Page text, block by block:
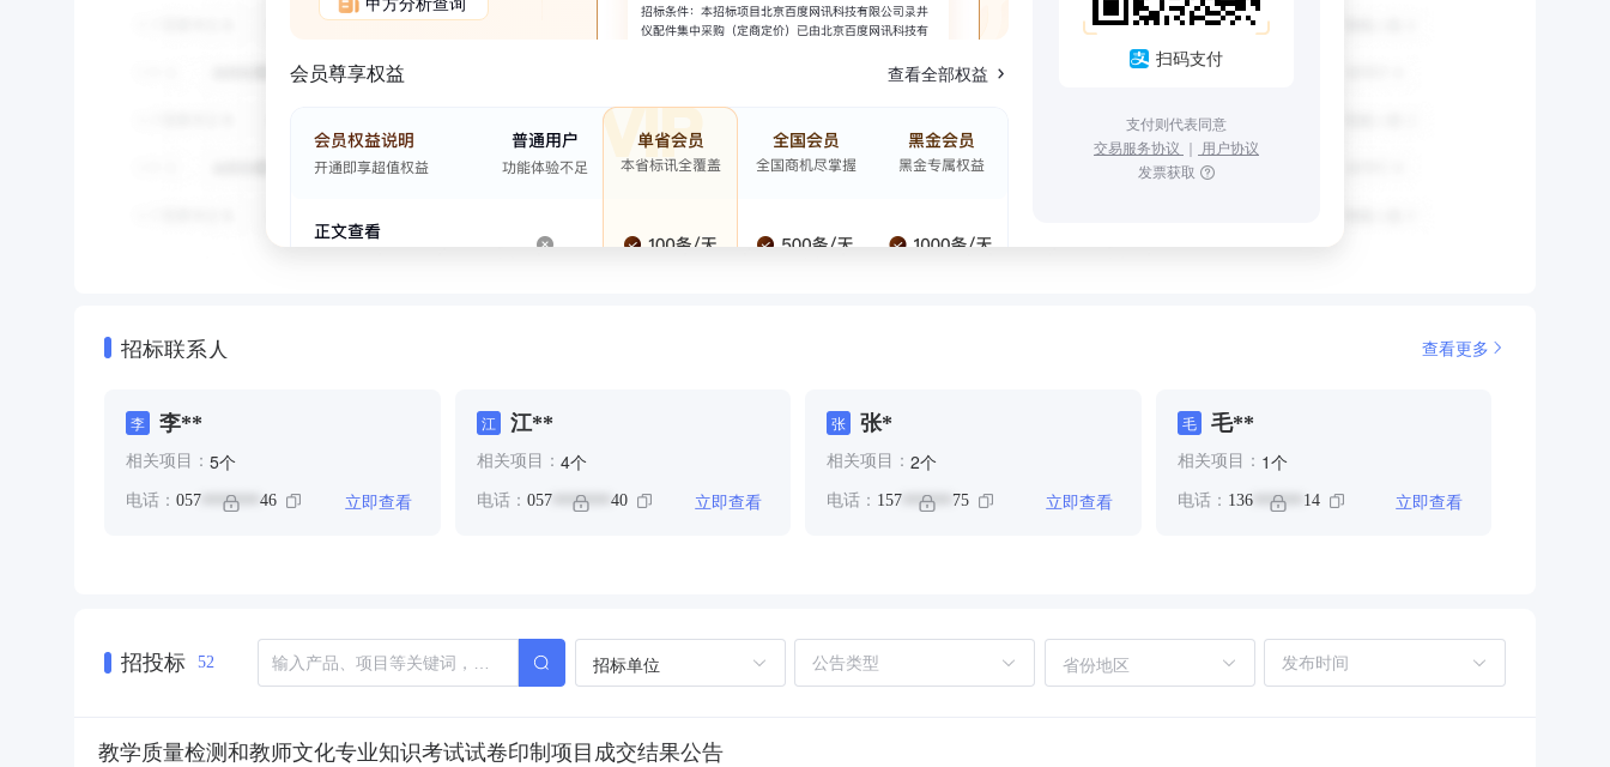
会员尊享权益 查看全部权益
扫码支付
支付则代表同意
交易服务协议 ｜ 用户协议
发票获取
招标联系人 查看更多
李 李**
相关项目： 5个
电话： 057 ******* 46 立即查看
江 江**
相关项目： 4个
电话： 057 ******* 40 立即查看
张 张*
相关项目： 2个
电话： 157 ****** 75 立即查看
毛 毛**
相关项目： 1个
电话： 136****** 14 立即查看
招投标 52 招标单位 省份地区
教学质量检测和教师文化专业知识考试试卷印制项目成交结果公告